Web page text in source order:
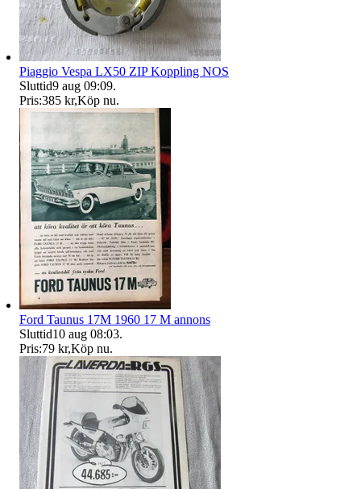
Piaggio Vespa LX50 ZIP Koppling NOS
Sluttid9 aug 09:09.
Pris:385 kr,Köp nu.
Ford Taunus 17M 1960 17 M annons
Sluttid10 aug 08:03.
Pris:79 kr,Köp nu.